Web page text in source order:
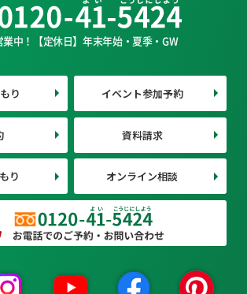
業中！【定休日】年末年始・夏季・GW
り イベント参加予約
資料請求
り オンライン相談